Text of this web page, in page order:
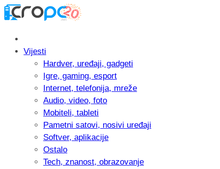
Vijesti
Hardver, uređaji, gadgeti
Igre, gaming, esport
Internet, telefonija, mreže
Audio, video, foto
Mobiteli, tableti
Pametni satovi, nosivi uređaji
Softver, aplikacije
Ostalo
Tech, znanost, obrazovanje